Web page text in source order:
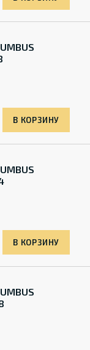
В КОРЗИНУ
В КОРЗИНУ